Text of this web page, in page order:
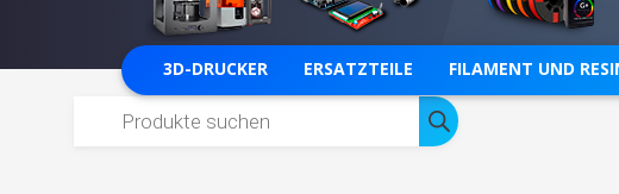
3D-DRUCKER ERSATZTEILE FILAMENT UND
Products
search